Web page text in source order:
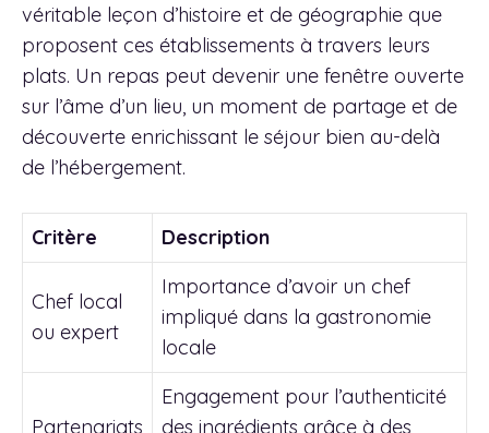
véritable leçon d’histoire et de géographie que
proposent ces établissements à travers leurs
plats. Un repas peut devenir une fenêtre ouverte
sur l’âme d’un lieu, un moment de partage et de
découverte enrichissant le séjour bien au-delà
de l’hébergement.
Critère Description
Chef local
ou expert
Importance d’avoir un chef
impliqué dans la gastronomie
locale
Partenariats
Engagement pour l’authenticité
des ingrédients grâce à des